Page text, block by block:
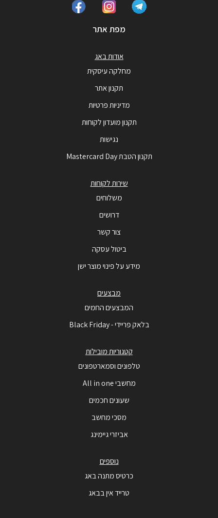
מפת אתר
אודות באג
מחלקה עיסקית
תקנון אתר
מדיניות פרטיות
תקנון מועדון לקוחות
נגישות
תקנון הטבת Mastercard Day
שירות לקוחות
משלוחים
דרושים
צור קשר
ביטול עסקה
מידע על פינוי מוצר ישן
מבצעים
המבצעים החמים
בלאק פריידי - Black Friday
קטגוריות מובילות
טלפונים וסמארטפונים
מחשבי All in one
שעונים חכמים
מסכי מחשב
אביזרי גיימינג
נוספים
כרטיס מתנה באג
טרייד אין בבאג